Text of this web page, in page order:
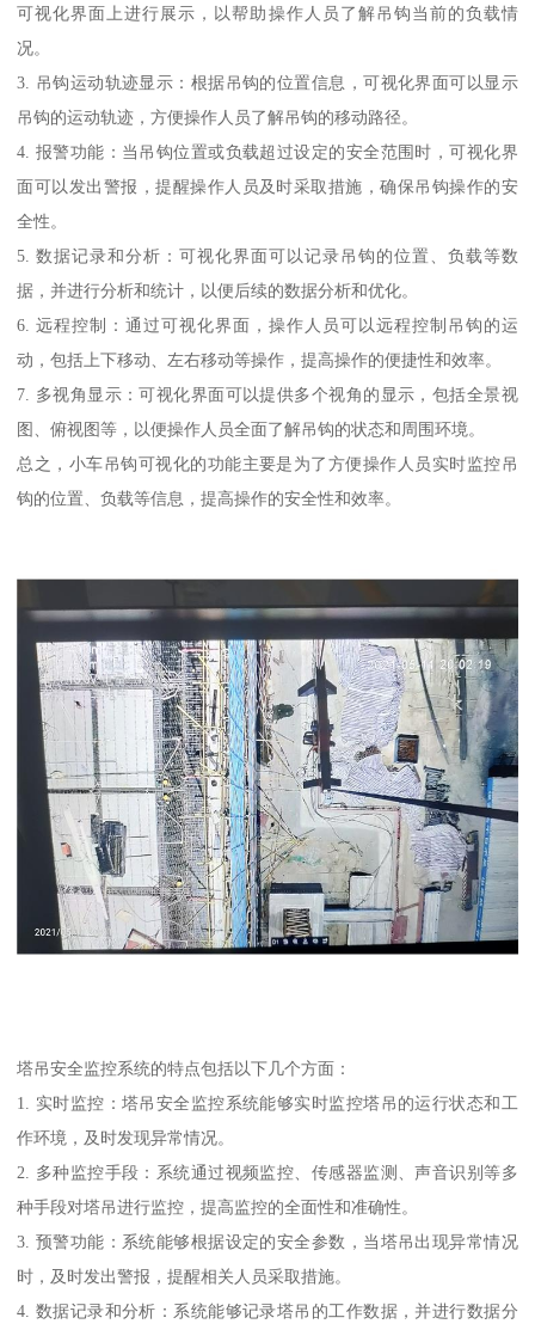
可视化界面上进行展示，以帮助操作人员了解吊钩当前的负载情
况。
3. 吊钩运动轨迹显示：根据吊钩的位置信息，可视化界面可以显示
吊钩的运动轨迹，方便操作人员了解吊钩的移动路径。
4. 报警功能：当吊钩位置或负载超过设定的安全范围时，可视化界
面可以发出警报，提醒操作人员及时采取措施，确保吊钩操作的安
全性。
5. 数据记录和分析：可视化界面可以记录吊钩的位置、负载等数
据，并进行分析和统计，以便后续的数据分析和优化。
6. 远程控制：通过可视化界面，操作人员可以远程控制吊钩的运
动，包括上下移动、左右移动等操作，提高操作的便捷性和效率。
7. 多视角显示：可视化界面可以提供多个视角的显示，包括全景视
图、俯视图等，以便操作人员全面了解吊钩的状态和周围环境。
总之，小车吊钩可视化的功能主要是为了方便操作人员实时监控吊
钩的位置、负载等信息，提高操作的安全性和效率。
塔吊安全监控系统的特点包括以下几个方面：
1. 实时监控：塔吊安全监控系统能够实时监控塔吊的运行状态和工
作环境，及时发现异常情况。
2. 多种监控手段：系统通过视频监控、传感器监测、声音识别等多
种手段对塔吊进行监控，提高监控的全面性和准确性。
3. 预警功能：系统能够根据设定的安全参数，当塔吊出现异常情况
时，及时发出警报，提醒相关人员采取措施。
4. 数据记录和分析：系统能够记录塔吊的工作数据，并进行数据分